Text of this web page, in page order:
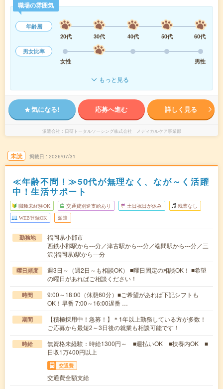
職場の雰囲気
年齢層
20代
30代 40代 50代
60代
男女比率
女性
男性
もっと見る
気になる! 応募へ進む 詳しく見る
派遣会社 日研トータルソーシング株式会社 メディカルケア事業部
未読 掲載日 2026/07/31
≪年齢不問！≫50代が無理なく、なが～く活躍
中！生活サポート
職種未経験OK 交通費別途支給あり 土日祝日が休み 残業なし
WEB登録OK 派遣
勤務地
福岡県小郡市
西鉄小郡駅から---分／津古駅から---分／端間駅から---分／三
沢(福岡県)駅から---分
曜日頻度
週3日～（週2日～も相談OK） ■曜日固定の相談OK！ ■希望
の曜日があればご相談ください！
時間
9:00～18:00（休憩60分）■ご希望があれば下記シフトも
OK！早番 7:00～16:00遅番 …
期間
【積極採用中！急募！】＊1年以上勤務している方が多数！
ご応募から最短2～3日後の就業も相談可能です！
時給
無資格未経験：時給1300円～ ■週払いOK ■扶養内OK ■
日収1万400円以上
交通費
交通費全額支給